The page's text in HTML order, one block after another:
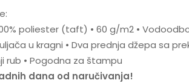
poliester (taft) • 60 g/m2 •
u kragni • Dva prednja džepa sa
rub • Pogodna za štampu
dana od naručivanja!